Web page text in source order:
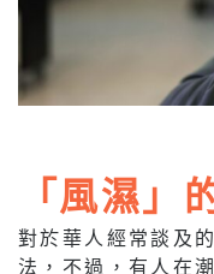
「風濕」
對於華人經常談及
法，不過，有人在